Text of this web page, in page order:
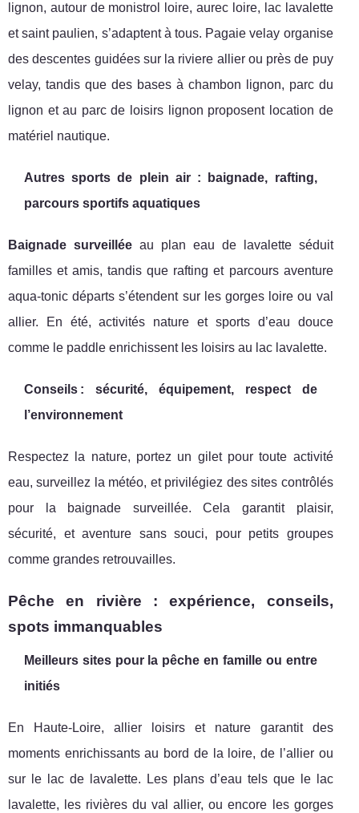
lignon, autour de monistrol loire, aurec loire, lac lavalette
et saint paulien, s’adaptent à tous. Pagaie velay organise
des descentes guidées sur la riviere allier ou près de puy
velay, tandis que des bases à chambon lignon, parc du
lignon et au parc de loisirs lignon proposent location de
matériel nautique.
Autres sports de plein air : baignade, rafting,
parcours sportifs aquatiques
Baignade surveilléeau plan eau de lavalette séduit
familles et amis, tandis que rafting et parcours aventure
aqua-tonic départs s’étendent sur les gorges loire ou val
allier. En été, activités nature et sports d’eau douce
comme le paddle enrichissent les loisirs au lac lavalette.
Conseils : sécurité, équipement, respect de
l’environnement
Respectez la nature, portez un gilet pour toute activité
eau, surveillez la météo, et privilégiez des sites contrôlés
pour la baignade surveillée. Cela garantit plaisir,
sécurité, et aventure sans souci, pour petits groupes
comme grandes retrouvailles.
Pêche en rivière : expérience, conseils,
spots immanquables
Meilleurs sites pour la pêche en famille ou entre
initiés
En Haute-Loire, allier loisirs et nature garantit des
moments enrichissants au bord de la loire, de l’allier ou
sur le lac de lavalette. Les plans d’eau tels que le lac
lavalette, les rivières du val allier, ou encore les gorges